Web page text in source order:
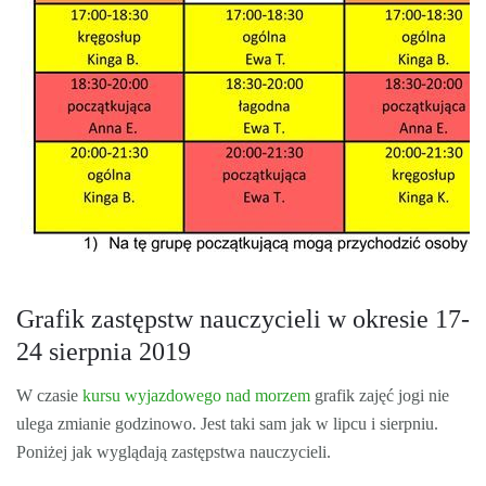
Grafik zastępstw nauczycieli w okresie 17-
24 sierpnia 2019
W czasie kursu wyjazdowego nad morzem grafik zajęć jogi nie
ulega zmianie godzinowo. Jest taki sam jak w lipcu i sierpniu.
Poniżej jak wyglądają zastępstwa nauczycieli.